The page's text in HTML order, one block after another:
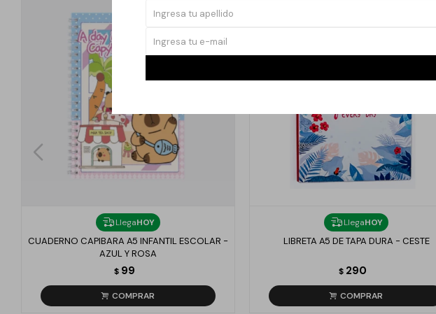
LlegaHOY
CUADERNO CAPIBARA A5 INFANTIL ESCOLAR -
AZUL Y ROSA
$ 99
LlegaHOY
LIBRETA A5 DE TAPA DURA - CESTE
$ 290